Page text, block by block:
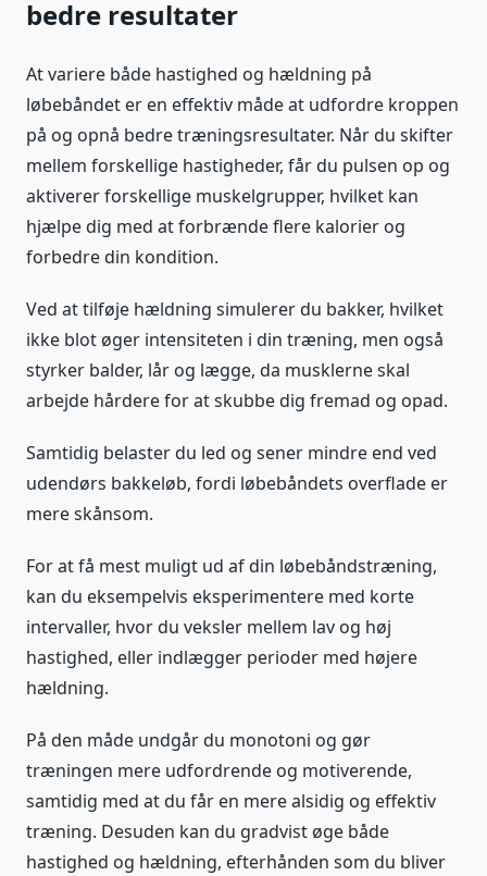
bedre resultater
At variere både hastighed og hældning på
løbebåndet er en effektiv måde at udfordre kroppen
på og opnå bedre træningsresultater. Når du skifter
mellem forskellige hastigheder, får du pulsen op og
aktiverer forskellige muskelgrupper, hvilket kan
hjælpe dig med at forbrænde flere kalorier og
forbedre din kondition.
Ved at tilføje hældning simulerer du bakker, hvilket
ikke blot øger intensiteten i din træning, men også
styrker balder, lår og lægge, da musklerne skal
arbejde hårdere for at skubbe dig fremad og opad.
Samtidig belaster du led og sener mindre end ved
udendørs bakkeløb, fordi løbebåndets overflade er
mere skånsom.
For at få mest muligt ud af din løbebåndstræning,
kan du eksempelvis eksperimentere med korte
intervaller, hvor du veksler mellem lav og høj
hastighed, eller indlægger perioder med højere
hældning.
På den måde undgår du monotoni og gør
træningen mere udfordrende og motiverende,
samtidig med at du får en mere alsidig og effektiv
træning. Desuden kan du gradvist øge både
hastighed og hældning, efterhånden som du bliver